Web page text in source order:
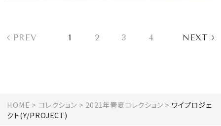
PREV 1 2 3 4 NEXT
HOME コレクション 2021年春夏コレクション
ワイプロジェ
クト(Y/PROJECT)